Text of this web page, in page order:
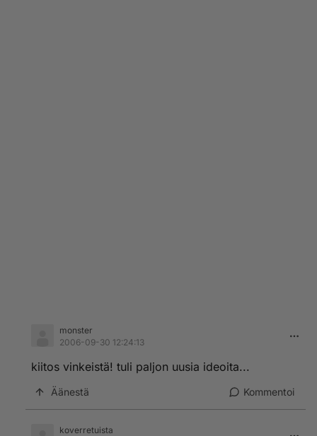
monster
2006-09-30 12:24:13
kiitos vinkeistä! tuli paljon uusia ideoita...
Äänestä Kommentoi
koverretuista